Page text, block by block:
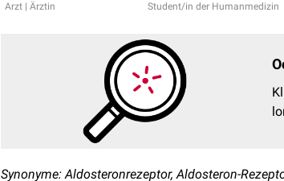
Arzt | Ärztin Student/in der Humanmedizin
Synonyme: Aldosteronrezeptor, Aldosteron-